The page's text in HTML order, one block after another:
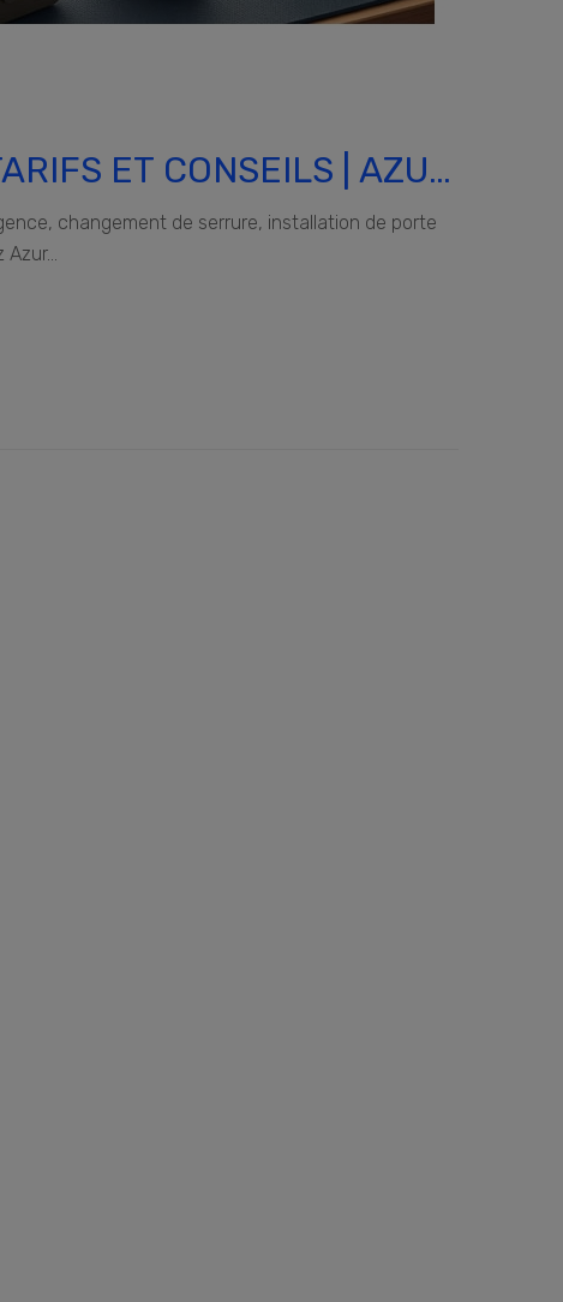
ET CONSEILS | AZUR
changement de serrure, installation de porte